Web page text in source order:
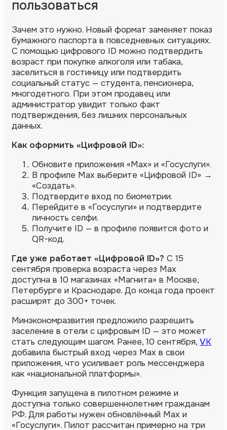
пользоваться
Зачем это нужно. Новый формат заменяет показ
бумажного паспорта в повседневных ситуациях.
С помощью цифрового ID можно подтвердить
возраст при покупке алкоголя или табака,
заселиться в гостиницу или подтвердить
социальный статус — студента, пенсионера,
многодетного. При этом продавец или
администратор увидит только факт
подтверждения, без лишних персональных
данных.
Как оформить «Цифровой ID»:
Обновите приложения «Max» и «Госуслуги».
В профиле Max выберите «Цифровой ID» →
«Создать».
Подтвердите вход по биометрии.
Перейдите в «Госуслуги» и подтвердите
личность селфи.
Получите ID — в профиле появится фото и
QR-код.
Где уже работает «Цифровой ID»? С 15
сентября проверка возраста через Max
доступна в 10 магазинах «Магнита» в Москве,
Петербурге и Краснодаре. До конца года проект
расширят до 300+ точек.
Минэкономразвития предложило разрешить
заселение в отели с цифровым ID — это может
стать следующим шагом. Ранее, 10 сентября, VK
добавила быстрый вход через Max в свои
приложения, что усиливает роль мессенджера
как «национальной платформы».
Функция запущена в пилотном режиме и
доступна только совершеннолетним гражданам
РФ. Для работы нужен обновлённый Max и
«Госуслуги». Пилот рассчитан примерно на три